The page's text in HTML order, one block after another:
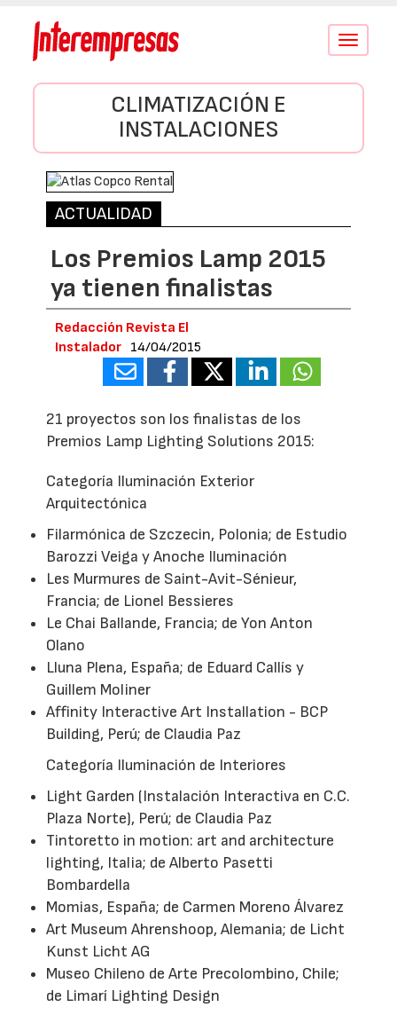
Conmutar
CLIMATIZACIÓN E
INSTALACIONES
ACTUALIDAD
Los Premios Lamp 2015
ya tienen finalistas
Redacción Revista El
Instalador 14/04/2015
21 proyectos son los finalistas de los
Premios Lamp Lighting Solutions 2015:
Categoría Iluminación Exterior
Arquitectónica
Filarmónica de Szczecin, Polonia; de Estudio
Barozzi Veiga y Anoche Iluminación
Les Murmures de Saint-Avit-Sénieur,
Francia; de Lionel Bessieres
Le Chai Ballande, Francia; de Yon Anton
Olano
Lluna Plena, España; de Eduard Callís y
Guillem Moliner
Affinity Interactive Art Installation - BCP
Building, Perú; de Claudia Paz
Categoría Iluminación de Interiores
Light Garden (Instalación Interactiva en C.C.
Plaza Norte), Perú; de Claudia Paz
Tintoretto in motion: art and architecture
lighting, Italia; de Alberto Pasetti
Bombardella
Momias, España; de Carmen Moreno Álvarez
Art Museum Ahrenshoop, Alemania; de Licht
Kunst Licht AG
Museo Chileno de Arte Precolombino, Chile;
de Limarí Lighting Design